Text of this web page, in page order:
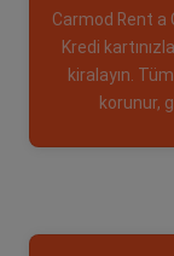
Carmod Rent
Kredi
kiralayın.
korunur,